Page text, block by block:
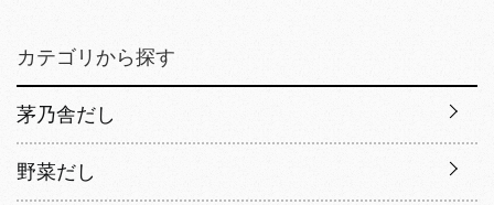
カテゴリから探す
茅乃舎だし
野菜だし